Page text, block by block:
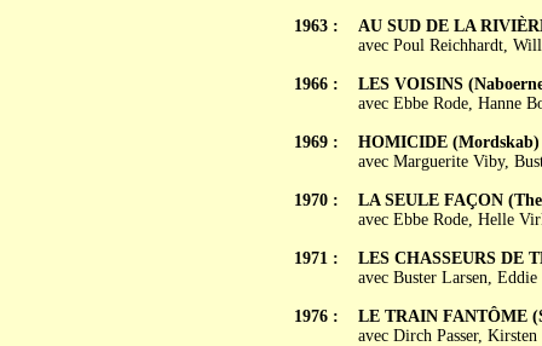
1963 :
1966 :
1969 :
1970 :
1971 :
1976 :
AU SUD DE LA
avec Poul Reichhardt,
LES VOISINS
avec Ebbe Rode, Hanne
HOMICIDE (Mordskab)
avec Marguerite Viby,
LA SEULE FAÇON
avec Ebbe Rode, Helle
LES CHASSEURS DE
avec Buster Larsen,
LE TRAIN FANTÔME
avec Dirch Passer,